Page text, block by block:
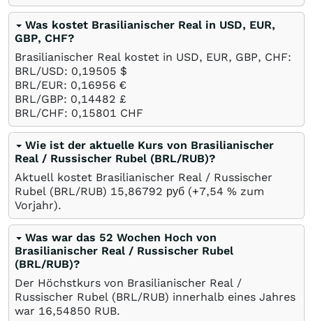
Was kostet Brasilianischer Real in USD, EUR,
GBP, CHF?
Brasilianischer Real kostet in USD, EUR, GBP, CHF:
BRL/USD: 0,19505 $
BRL/EUR: 0,16956 €
BRL/GBP: 0,14482 £
BRL/CHF: 0,15801 CHF
Wie ist der aktuelle Kurs von Brasilianischer
Real / Russischer Rubel (BRL/RUB)?
Aktuell kostet Brasilianischer Real / Russischer
Rubel (BRL/RUB) 15,86792 руб (+7,54 % zum
Vorjahr).
Was war das 52 Wochen Hoch von
Brasilianischer Real / Russischer Rubel
(BRL/RUB)?
Der Höchstkurs von Brasilianischer Real /
Russischer Rubel (BRL/RUB) innerhalb eines Jahres
war 16,54850 RUB.